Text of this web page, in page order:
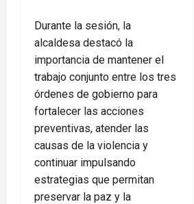
Durante la sesión, la
alcaldesa destacó la
importancia de mantener el
trabajo conjunto entre los tres
órdenes de gobierno para
fortalecer las acciones
preventivas, atender las
causas de la violencia y
continuar impulsando
estrategias que permitan
preservar la paz y la